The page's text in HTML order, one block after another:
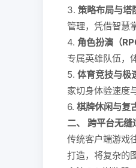
3. 策略布局与塔
管理，凭借智慧
4. 角色扮演（
专属英雄队伍，
5. 体育竞技与极
家切身体验速度
6. 棋牌休闲与复
二、 跨平台无缝
传统客户端游戏
打造，将复杂的